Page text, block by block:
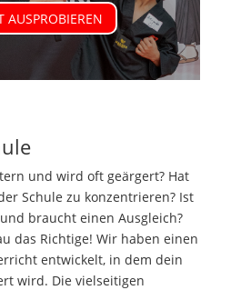
AUSPROBIEREN
und wird oft geärgert? Hat
Schule zu konzentrieren? Ist
braucht einen Ausgleich?
das Richtige! Wir haben einen
entwickelt, in dem dein
wird. Die vielseitigen